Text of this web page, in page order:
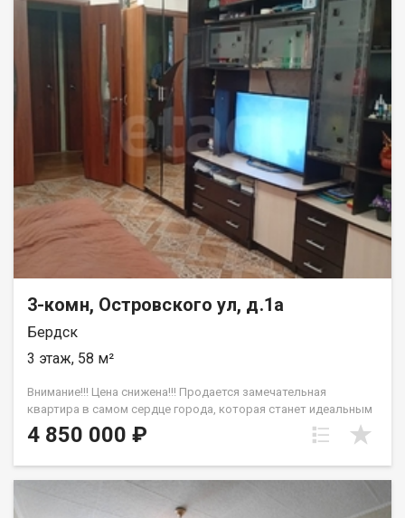
сделать под себя • Есть балкон и кладовая комната ✅
Локация — главная ценность: • Тихий район у соснового леса и
с выходом на берег Бердского залива • Пляж «Дюны» — 10
минут пешком • Санаторий «Парус», магазин «Ярче» — в
шаговой доступности • Остановка общественного транспорта
— минута ходьбы (ходит 13 маршрут) • Школы, детские сады в
5 минутах езды на авто • Лыжная база "Метелица" в 5 минутах
пешком ✅ Бонусы: • Персональное парковочное место за
домом — оплачено на год вперёд, остаётся вам • Зелёный
двор с новой детский площадкой • Открыты к предложениям
по цене ✅ Документы: • 2 собственника взрослых • Нет
обременений ? Звоните или пишите в чат Авито. Покажу в
удобное время) Код пользователя: 190771 Номер в базе:
12688942
3-комн, Островского ул, д.1а
Бердск
3 этаж, 58 м²
Внимание!!! Цена снижена!!! Продается замечательная
квартира в самом сердце города, которая станет идеальным
местом для комфортной жизни! Это уютное, светлое и очень
теплое жилье расположено на комфортном среднем этаже,
Вход в подъезд всегда чистый и ухоженный, что создаёт
регулярно очищается от снега и мусора, что позволяет
4 850 000 ₽